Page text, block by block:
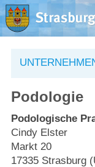
Rathaus
Natur – Kultur –
Podologie
Podologische
Cindy Elster
Markt 20
17335 Strasburg